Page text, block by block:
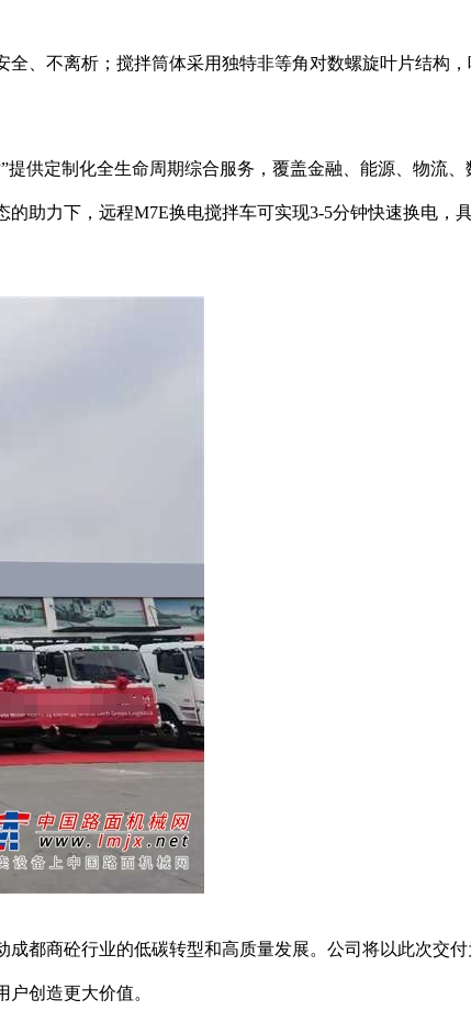
不离析；搅拌筒体采用独特非等角对数螺旋叶片结构
定制化全生命周期综合服务，覆盖金融、能源、物流、
助力下，远程M7E换电搅拌车可实现3-5分钟快速换电，
商砼行业的低碳转型和高质量发展。公司将以此次交
创造更大价值。